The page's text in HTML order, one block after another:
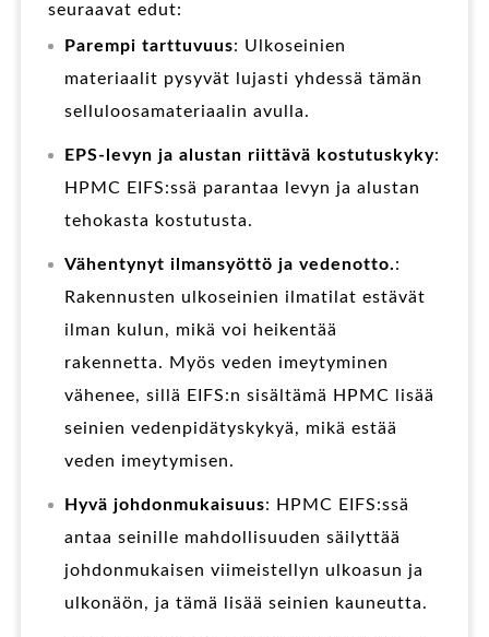
seuraavat edut:
Parempi tarttuvuus: Ulkoseinien
materiaalit pysyvät lujasti yhdessä tämän
selluloosamateriaalin avulla.
EPS-levyn ja alustan riittävä kostutuskyky:
HPMC EIFS:ssä parantaa levyn ja alustan
tehokasta kostutusta.
Vähentynyt ilmansyöttö ja vedenotto.:
Rakennusten ulkoseinien ilmatilat estävät
ilman kulun, mikä voi heikentää
rakennetta. Myös veden imeytyminen
vähenee, sillä EIFS:n sisältämä HPMC lisää
seinien vedenpidätyskykyä, mikä estää
veden imeytymisen.
Hyvä johdonmukaisuus: HPMC EIFS:ssä
antaa seinille mahdollisuuden säilyttää
johdonmukaisen viimeistellyn ulkoasun ja
ulkonäön, ja tämä lisää seinien kauneutta.